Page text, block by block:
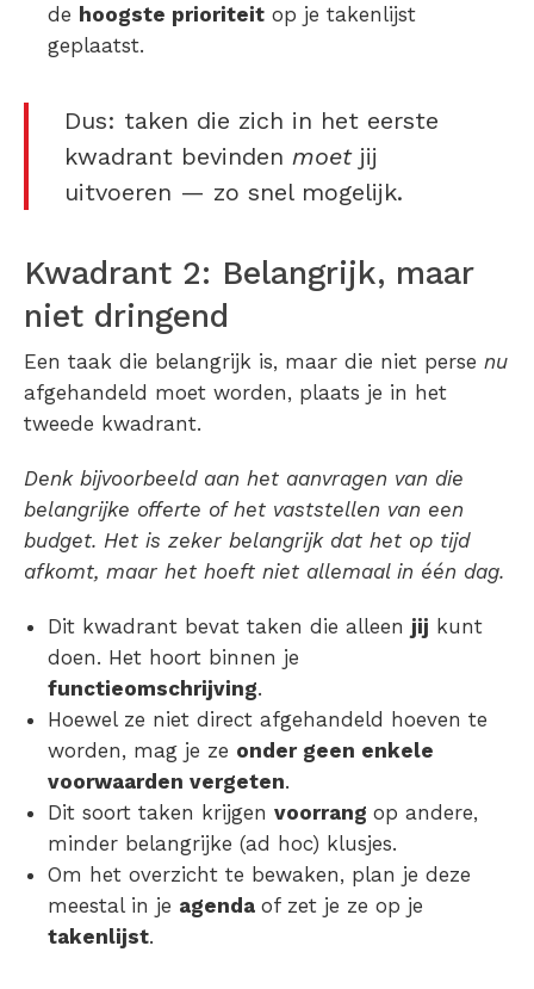
de hoogste prioriteit op je takenlijst
geplaatst.
Dus: taken die zich in het eerste
kwadrant bevinden moetjij
uitvoeren — zo snel mogelijk.
Kwadrant 2: Belangrijk, maar
niet dringend
Een taak die belangrijk is, maar die niet perse nu
afgehandeld moet worden, plaats je in het
tweede kwadrant.
Denk bijvoorbeeld aan het aanvragen van die
belangrijke offerte of het vaststellen van een
budget. Het is zeker belangrijk dat het op tijd
afkomt, maar het hoeft niet allemaal in één dag.
Dit kwadrant bevat taken die alleen jij kunt
doen. Het hoort binnen je
functieomschrijving.
Hoewel ze niet direct afgehandeld hoeven te
worden, mag je ze onder geen enkele
voorwaarden vergeten.
Dit soort taken krijgen voorrang op andere,
minder belangrijke (ad hoc) klusjes.
Om het overzicht te bewaken, plan je deze
meestal in je agenda of zet je ze op je
takenlijst.